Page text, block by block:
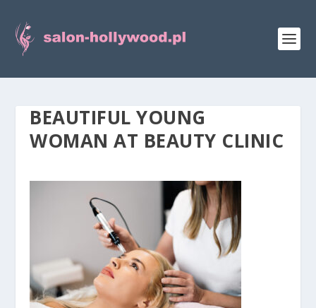
BEAUTIFUL YOUNG
WOMAN AT BEAUTY CLINIC